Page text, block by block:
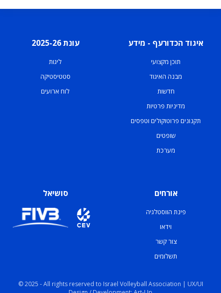
איגוד הכדורעף - מידע
תוכן מקצועי
מבנה האיגוד
חדשות
מדיניות פרטיות
תקנונים פרוטוקולים וטפסים
שופטים
מערכת
עונת 2025-26
ליגות
סטטיסטיקה
לוח ארועים
אורחים
פינת הווסטלגיה
וידאו
צור קשר
תשלומים
סושיאל
© 2025 - All rights reserved to Israel Volleyball Association | UX/UI